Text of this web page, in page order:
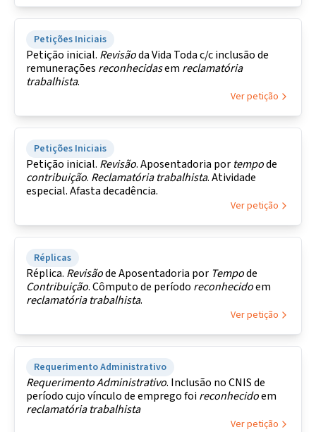
Petições Iniciais
Petição inicial. Revisãoda Vida Toda c/c inclusão de
remunerações reconhecidasem reclamatória
trabalhista.
Ver petição
Petições Iniciais
Petição inicial. Revisão. Aposentadoria por tempode
contribuição. Reclamatória trabalhista. Atividade
especial. Afasta decadência.
Ver petição
Réplicas
Réplica. Revisãode Aposentadoria por Tempode
Contribuição. Cômputo de período reconhecidoem
reclamatória trabalhista.
Ver petição
Requerimento Administrativo
RequerimentoAdministrativo. Inclusão no CNIS de
período cujo vínculo de emprego foireconhecidoem
reclamatória trabalhista
Ver petição